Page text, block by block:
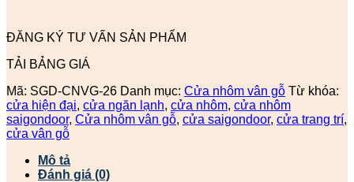
ĐĂNG KÝ TƯ VẤN SẢN PHẨM
TẢI BẢNG GIÁ
Mã: SGD-CNVG-26 Danh mục: Cửa nhôm vân gỗ Từ khóa:
cửa hiện đại, cửa ngăn lạnh, cửa nhôm, cửa nhôm
saigondoor, Cửa nhôm vân gỗ, cửa saigondoor, cửa trang trí,
cửa vân gỗ
Mô tả
Đánh giá (0)